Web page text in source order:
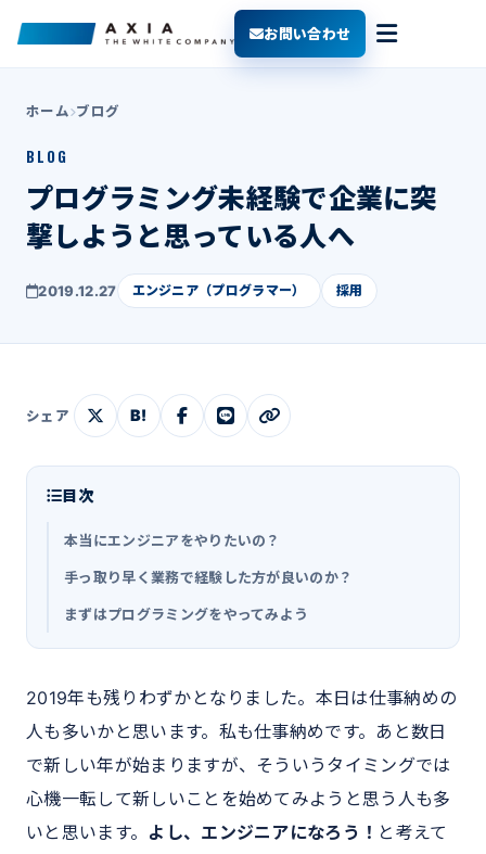
お問い合わせ
ホーム ブログ
BLOG
プログラミング未経験で企業に突
撃しようと思っている人へ
2019.12.27 エンジニア（プログラマー） 採用
シェア B!
目次
本当にエンジニアをやりたいの？
手っ取り早く業務で経験した方が良いのか？
まずはプログラミングをやってみよう
2019年も残りわずかとなりました。本日は仕事納めの
人も多いかと思います。私も仕事納めです。あと数日
で新しい年が始まりますが、そういうタイミングでは
心機一転して新しいことを始めてみようと思う人も多
いと思います。 よし、エンジニアになろう！ と考えて